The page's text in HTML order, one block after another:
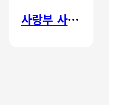
사랑부 사랑주일